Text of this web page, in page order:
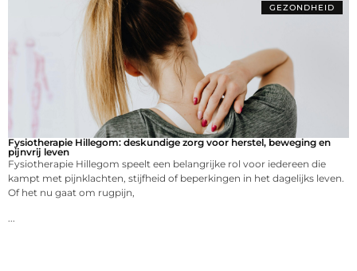
GEZONDHEID
Fysiotherapie Hillegom: deskundige zorg voor herstel, beweging en
pijnvrij leven
Fysiotherapie Hillegom speelt een belangrijke rol voor iedereen die
kampt met pijnklachten, stijfheid of beperkingen in het dagelijks leven.
Of het nu gaat om rugpijn,
...